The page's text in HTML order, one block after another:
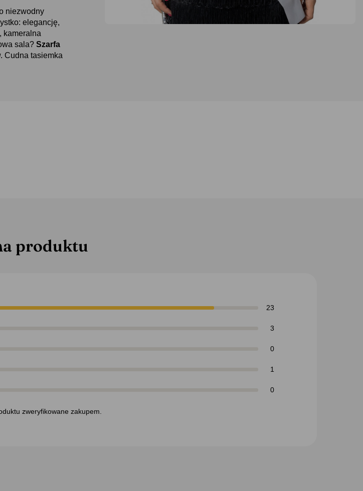
niezwodny
elegancję,
kameralna
sala Szarfa
Cudna tasiemka
produktu
23
3
0
1
0
zweryfikowane zakupem.